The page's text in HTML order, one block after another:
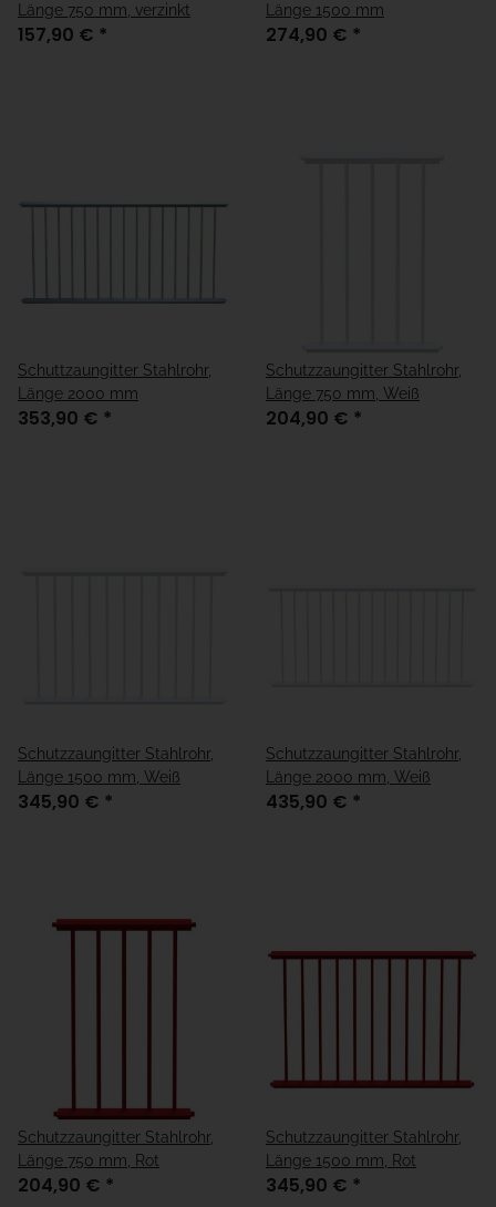
Länge 750 mm, verzinkt
157,90 € *
Länge 1500 mm
274,90 € *
Schuttzaungitter Stahlrohr,
Länge 2000 mm
353,90 € *
Schutzzaungitter Stahlrohr,
Länge 750 mm, Weiß
204,90 € *
Schutzzaungitter Stahlrohr,
Länge 1500 mm, Weiß
345,90 € *
Schutzzaungitter Stahlrohr,
Länge 2000 mm, Weiß
435,90 € *
Schutzzaungitter Stahlrohr,
Länge 750 mm, Rot
204,90 € *
Schutzzaungitter Stahlrohr,
Länge 1500 mm, Rot
345,90 € *